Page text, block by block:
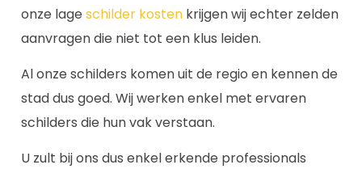
onze lage schilder kosten krijgen wij echter zelden
aanvragen die niet tot een klus leiden.
Al onze schilders komen uit de regio en kennen de
stad dus goed. Wij werken enkel met ervaren
schilders die hun vak verstaan.
U zult bij ons dus enkel erkende professionals